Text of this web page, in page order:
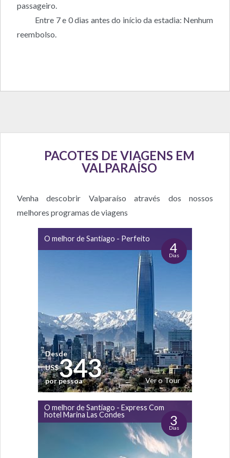
passageiro.
Entre 7 e 0 dias antes do início da estadia: Nenhum
reembolso.
PACOTES DE VIAGENS EM
VALPARAÍSO
Venha descobrir Valparaíso através dos nossos
melhores programas de viagens
O melhor de Santiago - Perfeito
4
Dias
Ver o Tour
Desde
US$343
por pessoa
O melhor de Santiago - Express Com
hotel Marina Las Condes
3
Dias